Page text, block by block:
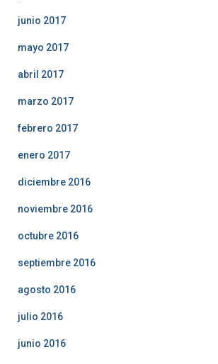
junio 2017
mayo 2017
abril 2017
marzo 2017
febrero 2017
enero 2017
diciembre 2016
noviembre 2016
octubre 2016
septiembre 2016
agosto 2016
julio 2016
junio 2016